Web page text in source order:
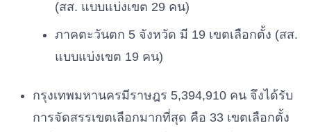
(สส. แบบแบ่งเขต 29 คน)
ภาคตะวันตก 5 จังหวัด มี 19 เขตเลือกตั้ง (สส.
แบบแบ่งเขต 19 คน)
กรุงเทพมหานครมีราษฎร 5,394,910 คน จึงได้รับ
การจัดสรรเขตเลือกมากที่สุด คือ 33 เขตเลือกตั้ง